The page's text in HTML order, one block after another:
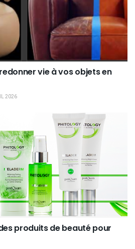
vie à vos objets en
2026
produits de beauté pour